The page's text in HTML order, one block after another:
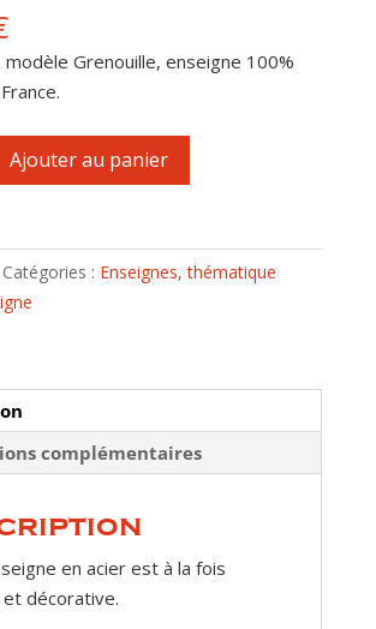
Grenouille, enseigne 100%
Ajouter au panier
Catégories : Enseignes,thématique
complémentaires
en acier est à la fois
décorative.